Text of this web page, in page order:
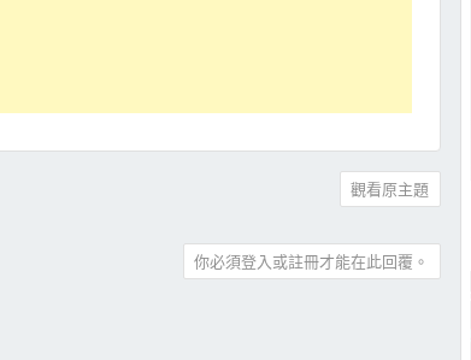
觀看原主題
你必須登入或註冊才能在此回覆。